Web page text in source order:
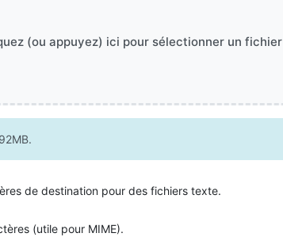
(ou appuyez) ici pour sélectionner un fichier
de destination pour des fichiers texte.
(utile pour MIME).